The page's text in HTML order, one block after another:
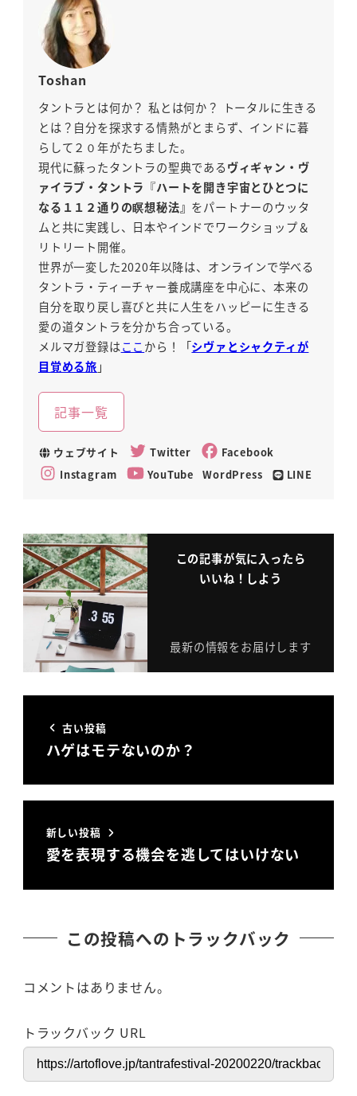
Toshan
タントラとは何か？ 私とは何か？ トータルに生きる
とは？自分を探求する情熱がとまらず、インドに暮
らして２０年がたちました。
現代に蘇ったタントラの聖典である ヴィギャン・ヴ
ァイラブ・タントラ 『ハートを開き宇宙とひとつに
なる１１２通りの瞑想秘法』 をパートナーのウッタ
ムと共に実践し、日本やインドでワークショップ＆
リトリート開催。
世界が一変した2020年以降は、オンラインで学べる
タントラ・ティーチャー養成講座を中心に、本来の
自分を取り戻し喜びと共に人生をハッピーに生きる
愛の道タントラを分かち合っている。
メルマガ登録はここ から！「シヴァとシャクティが
目覚める旅 」
記事一覧
ウェブサイト Twitter
Facebook
Instagram
YouTube WordPress LINE
この記事が気に入ったら
いいね！しよう
最新の情報をお届けします
古い投稿
ハゲはモテないのか？
新しい投稿
愛を表現する機会を逃してはいけない
この投稿へのトラックバック
コメントはありません。
トラックバック URL